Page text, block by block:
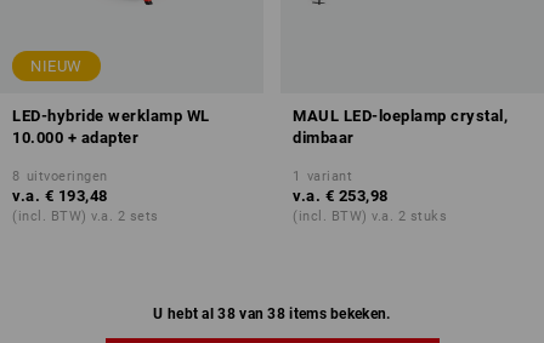
NIEUW
LED-hybride werklamp WL
10.000 + adapter
8 uitvoeringen
v.a. € 193,48
(incl. BTW) v.a. 2 sets
MAUL LED-loeplamp crystal,
dimbaar
1 variant
v.a. € 253,98
(incl. BTW) v.a. 2 stuks
U hebt al 38 van 38 items bekeken.